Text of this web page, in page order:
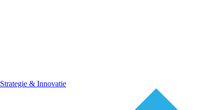
Strategie & Innovatie